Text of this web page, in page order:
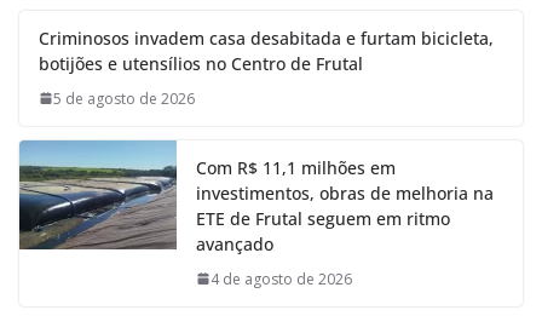
Criminosos invadem casa desabitada e furtam bicicleta,
botijões e utensílios no Centro de Frutal
5 de agosto de 2026
Com R$ 11,1 milhões em
investimentos, obras de melhoria na
ETE de Frutal seguem em ritmo
avançado
4 de agosto de 2026